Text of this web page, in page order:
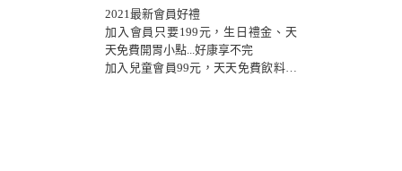
2021最新會員好禮
加入會員只要199元，生日禮金、天
天免費開胃小點...好康享不完
加入兒童會員99元，天天免費飲料、